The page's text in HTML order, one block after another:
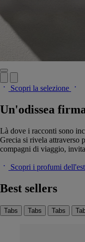
Scopri la selezione
Un'odissea
Là dove i racconti sono
Grecia si rivela attraverso
compagni di viaggio,
Scopri i profumi
Best sellers
Tabs Tabs Tabs